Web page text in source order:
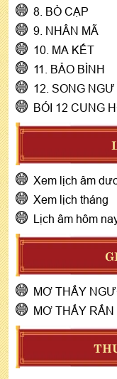
8. BÒ CẠP
9. NHÂN MÃ
10. MA KẾT
11. BẢO BÌNH
12. SONG NGƯ
BÓI 12 CUNG
Xem lịch âm
Xem lịch tháng
Lịch âm hôm
MƠ THẤY
MƠ THẤY RẮN